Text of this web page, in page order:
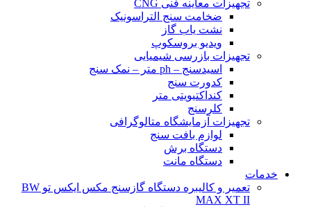
تجهیزات معاینه فنی CNG
ضخامت سنج التراسونیک
نشت یاب گاز
ویدیو بروسکوپ
تجهیزات بازرسی شیمیایی
اسیدسنج – ph متر – نمک سنج
کدورت سنج
کنداکتیویتی متر
کلرسنج
تجهیزات آزمایشگاه متالوگرافی
لوازم بافت سنج
دستگاه برش
دستگاه مانت
خدمات
تعمیر و کالیبره دستگاه گازسنج مکس ایکس تو BW
MAX XT II